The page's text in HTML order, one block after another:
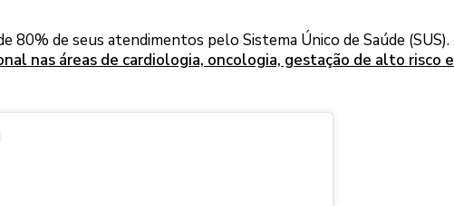
de seus atendimentos pelo Sistema Único de Saúde (SUS).
nas áreas de cardiologia, oncologia, gestação de alto risco e